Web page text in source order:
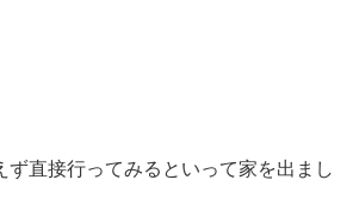
ず直接行ってみるといって家を出まし